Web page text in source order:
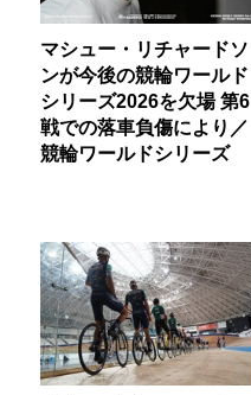
マシュー・リチャードソ
ンが今後の競輪ワールド
シリーズ2026を欠場 第6
戦での落車負傷により／
競輪ワールドシリーズ